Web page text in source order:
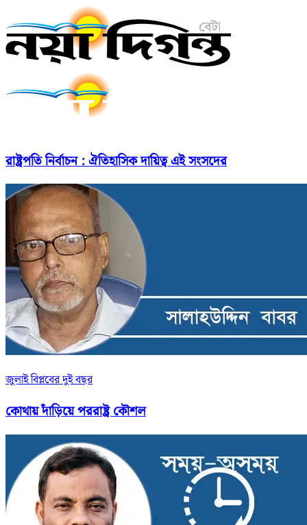
রাষ্ট্রপতি নির্বাচন : ঐতিহাসিক দায়িত্ব এই সংসদের
জুলাই বিপ্লবের দুই বছর
কোথায় দাঁড়িয়ে পররাষ্ট্র কৌশল